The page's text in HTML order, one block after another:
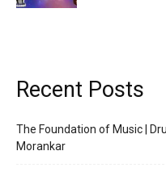
Recent Posts
The Foundation of Music |
Morankar